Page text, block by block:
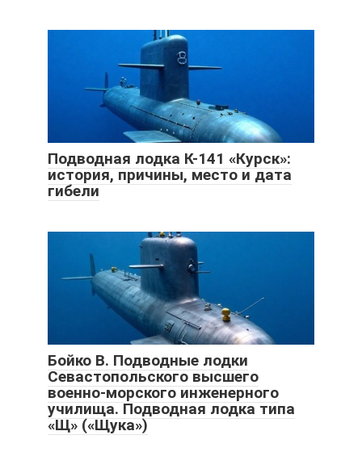
Подводная лодка К-141 «Курск»:
история, причины, место и дата
гибели
Бойко В. Подводные лодки
Севастопольского высшего
военно-морского инженерного
училища. Подводная лодка типа
«Щ» («Щука»)